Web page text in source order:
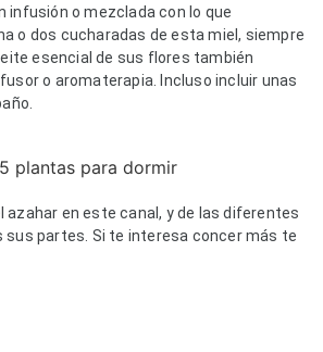
infusión o mezclada con lo que
o dos cucharadas de esta miel, siempre
esencial de sus flores también
o aromaterapia. Incluso incluir unas
azahar en este canal, y de las diferentes
sus partes. Si te interesa concer más te